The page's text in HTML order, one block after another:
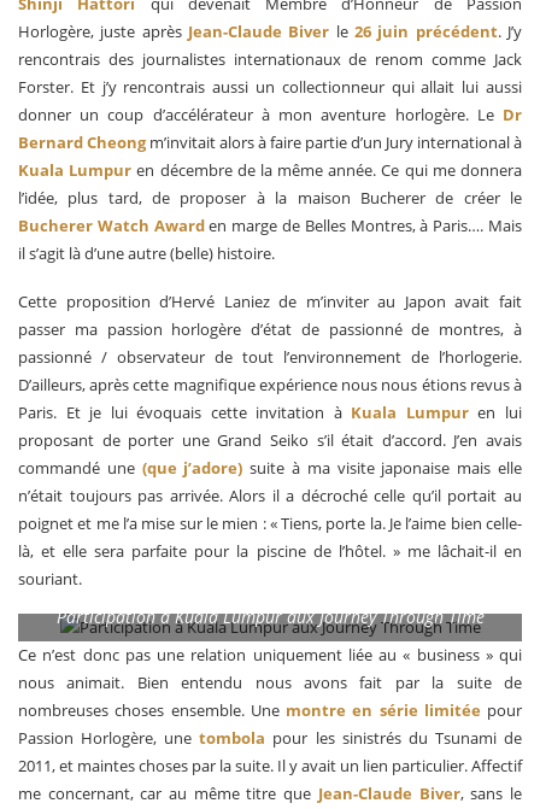
Horlogère, juste après Jean-Claude Biver le26 juin précédent. J’y
rencontrais des journalistes internationaux de renom comme Jack
Forster. Et j’y rencontrais aussi un collectionneur qui allait lui aussi
donner un coup d’accélérateur à mon aventure horlogère. Le Dr
Bernard Cheong m’invitait alors à faire partie d’un Jury international à
Kuala Lumpur en décembre de la même année. Ce qui me donnera
l’idée, plus tard, de proposer à la maison Bucherer de créer le
Bucherer Watch Awarden marge de Belles Montres, à Paris…. Mais
il s’agit là d’une autre (belle) histoire.
Cette proposition d’Hervé Laniez de m’inviter au Japon avait fait
passer ma passion horlogère d’état de passionné de montres, à
passionné / observateur de tout l’environnement de l’horlogerie.
D’ailleurs, après cette magnifique expérience nous nous étions revus à
Paris. Et je lui évoquais cette invitation à Kuala Lumpuren lui
proposant de porter une Grand Seiko s’il était d’accord. J’en avais
commandé une (que j’adore) suite à ma visite japonaise mais elle
n’était toujours pas arrivée. Alors il a décroché celle qu’il portait au
poignet et me l’a mise sur le mien : « Tiens, porte la. Je l’aime bien celle-
là, et elle sera parfaite pour la piscine de l’hôtel. » me lâchait-il en
souriant.
Participation à Kuala Lumpur aux Journey Through Time
Ce n’est donc pas une relation uniquement liée au « business » qui
nous animait. Bien entendu nous avons fait par la suite de
nombreuses choses ensemble. Une montre en série limitée pour
Passion Horlogère, unetombola pour les sinistrés du Tsunami de
2011, et maintes choses par la suite. Il y avait un lien particulier. Affectif
me concernant, car au même titre que Jean-Claude Biver, sans le